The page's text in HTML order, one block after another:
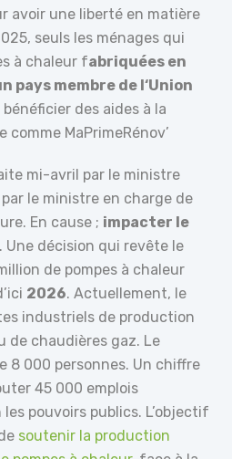
avoir une liberté en matière
seuls les ménages qui
à chaleur fabriquées en
pays membre de l‘Union
des aides à la
MaPrimeRénov’
mi-avril par le ministre
le ministre en charge de
En cause ; impacter le
. Une décision qui revête le
de pompes à chaleur
2026. Actuellement, le
industriels de production
de chaudières gaz. Le
8 000 personnes. Un chiffre
45 000 emplois
pouvoirs publics. L’objectif
soutenir la production